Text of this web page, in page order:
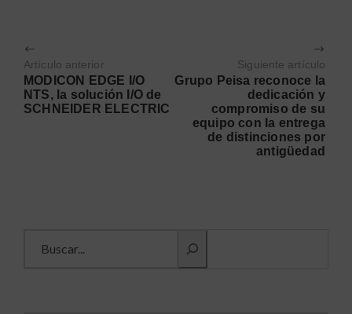
Artículo anterior
MODICON EDGE I/O
NTS, la solución I/O de
SCHNEIDER ELECTRIC
Siguiente artículo
Grupo Peisa reconoce la
dedicación y
compromiso de su
equipo con la entrega
de distinciones por
antigüedad